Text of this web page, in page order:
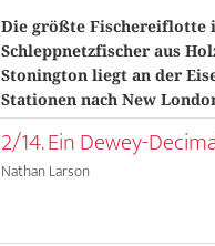
Die größte Fischereiflotte
Schleppnetzfischer aus
Stonington liegt an der
Stationen nach New
2/14. Ein Dewey-
Nathan Larson